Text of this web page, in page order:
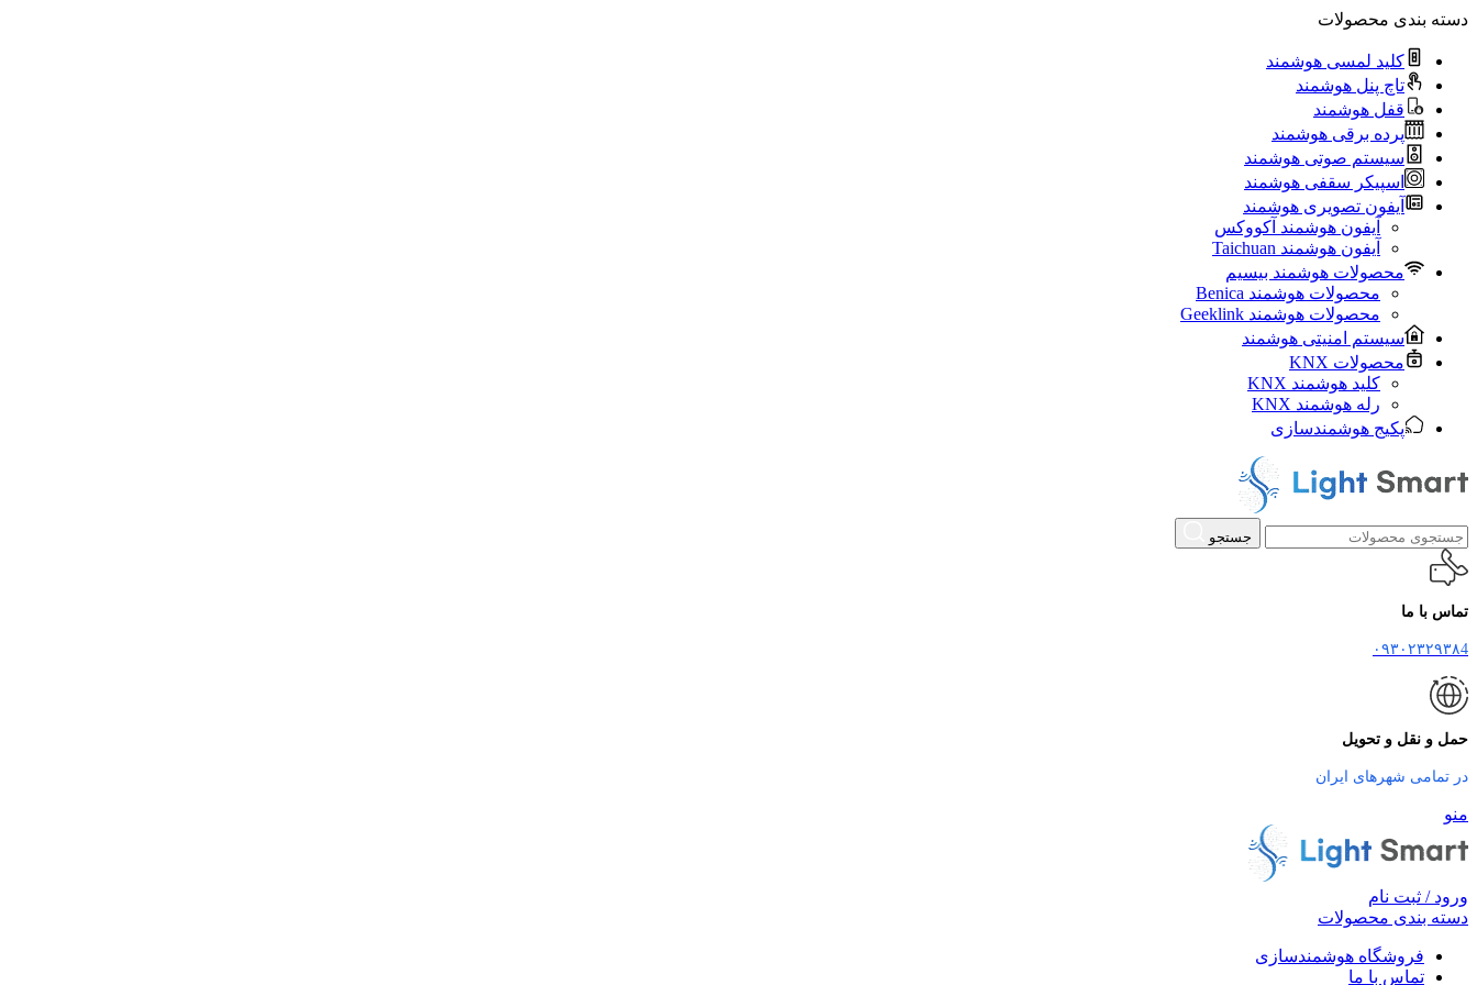
دسته بندی محصولات
کلید لمسی هوشمند
تاچ پنل هوشمند
قفل هوشمند
پرده برقی هوشمند
سیستم صوتی هوشمند
اسپیکر سقفی هوشمند
آیفون تصویری هوشمند
آيفون هوشمند آکووکس
آیفون هوشمند Taichuan
محصولات هوشمند بیسیم
محصولات هوشمند Benica
محصولات هوشمند Geeklink
سیستم امنیتی هوشمند
محصولات KNX
کلید هوشمند KNX
رله هوشمند KNX
پکیج هوشمندسازی
جستجو
تماس با ما
۰۹۳۰۲۳۲۹۳۸4
حمل و نقل و تحویل
در تمامی شهرهای ایران
منو
ورود / ثبت نام
دسته بندی محصولات
فروشگاه هوشمندسازی
تماس با ما